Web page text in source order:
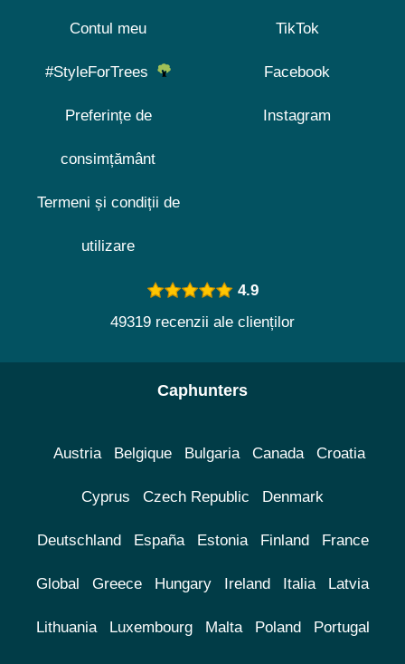
Contul meu
#StyleForTrees
Preferințe de
consimțământ
Termeni și condiții de
utilizare
TikTok
Facebook
Instagram
4.9
49319 recenzii ale clienților
Caphunters
Austria Belgique Bulgaria Canada Croatia
Cyprus Czech Republic Denmark
Deutschland España Estonia Finland France
Global Greece Hungary Ireland Italia Latvia
Lithuania Luxembourg Malta Poland Portugal